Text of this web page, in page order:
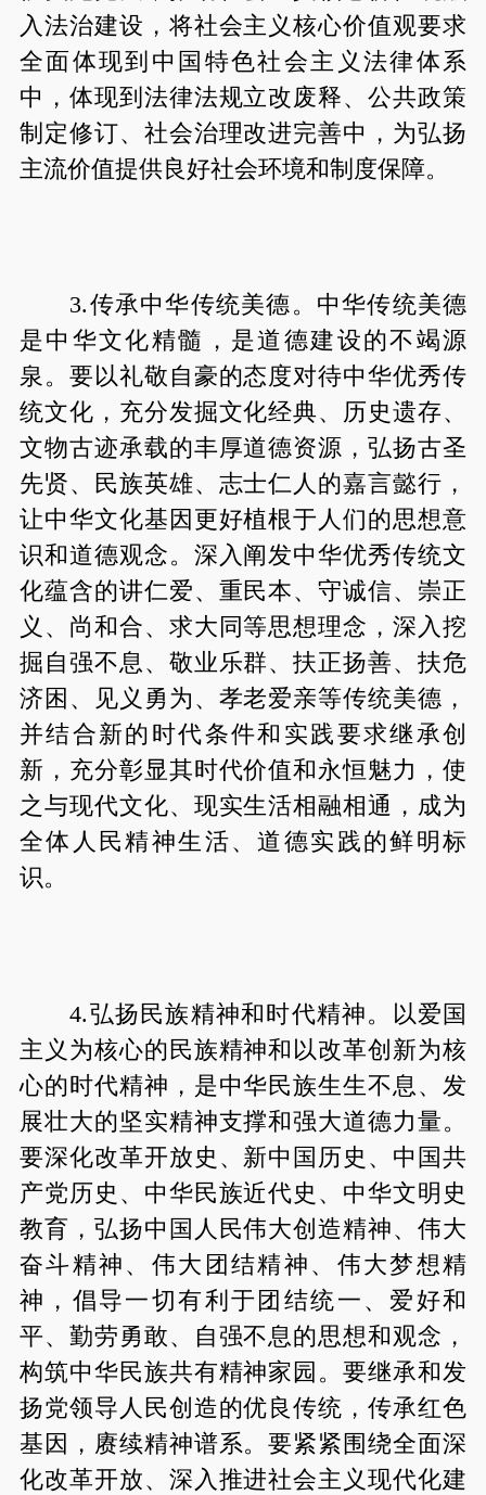
入法治建设，将社会主义核心价值观要求
全面体现到中国特色社会主义法律体系
中，体现到法律法规立改废释、公共政策
制定修订、社会治理改进完善中，为弘扬
主流价值提供良好社会环境和制度保障。
3.传承中华传统美德。中华传统美德
是中华文化精髓，是道德建设的不竭源
泉。要以礼敬自豪的态度对待中华优秀传
统文化，充分发掘文化经典、历史遗存、
文物古迹承载的丰厚道德资源，弘扬古圣
先贤、民族英雄、志士仁人的嘉言懿行，
让中华文化基因更好植根于人们的思想意
识和道德观念。深入阐发中华优秀传统文
化蕴含的讲仁爱、重民本、守诚信、崇正
义、尚和合、求大同等思想理念，深入挖
掘自强不息、敬业乐群、扶正扬善、扶危
济困、见义勇为、孝老爱亲等传统美德，
并结合新的时代条件和实践要求继承创
新，充分彰显其时代价值和永恒魅力，使
之与现代文化、现实生活相融相通，成为
全体人民精神生活、道德实践的鲜明标
识。
4.弘扬民族精神和时代精神。以爱国
主义为核心的民族精神和以改革创新为核
心的时代精神，是中华民族生生不息、发
展壮大的坚实精神支撑和强大道德力量。
要深化改革开放史、新中国历史、中国共
产党历史、中华民族近代史、中华文明史
教育，弘扬中国人民伟大创造精神、伟大
奋斗精神、伟大团结精神、伟大梦想精
神，倡导一切有利于团结统一、爱好和
平、勤劳勇敢、自强不息的思想和观念，
构筑中华民族共有精神家园。要继承和发
扬党领导人民创造的优良传统，传承红色
基因，赓续精神谱系。要紧紧围绕全面深
化改革开放、深入推进社会主义现代化建